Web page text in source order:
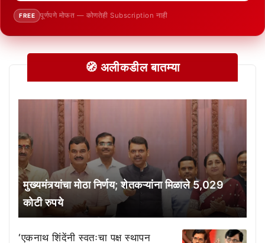
FREE पूर्णपणे मोफत — कोणतेही Subscription नाही
🧭 अलीकडील बातम्या
मुख्यमंत्र्यांचा मोठा निर्णय; शेतकऱ्यांना मिळाले 5,029
कोटी रुपये
‘एकनाथ शिंदेंनी स्वतःचा पक्ष स्थापन